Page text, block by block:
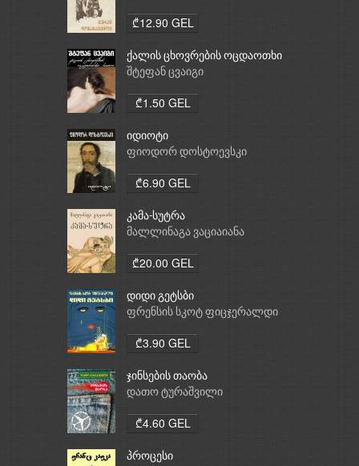
₾12.90 GEL
ქალის ცხოვრების ოცდაოთხი
საათი
შტეფან ცვაიგი
₾1.50 GEL
იდიოტი
ფიოდორ დოსტოევსკი
₾6.90 GEL
კამა-სუტრა
მალლინაგა ვაციაიანა
₾20.00 GEL
დიდი გეტსბი
ფრენსის სკოტ ფიცჯერალდი
₾3.90 GEL
ჯინსების თაობა
დათო ტურაშვილი
₾4.60 GEL
პროცესი